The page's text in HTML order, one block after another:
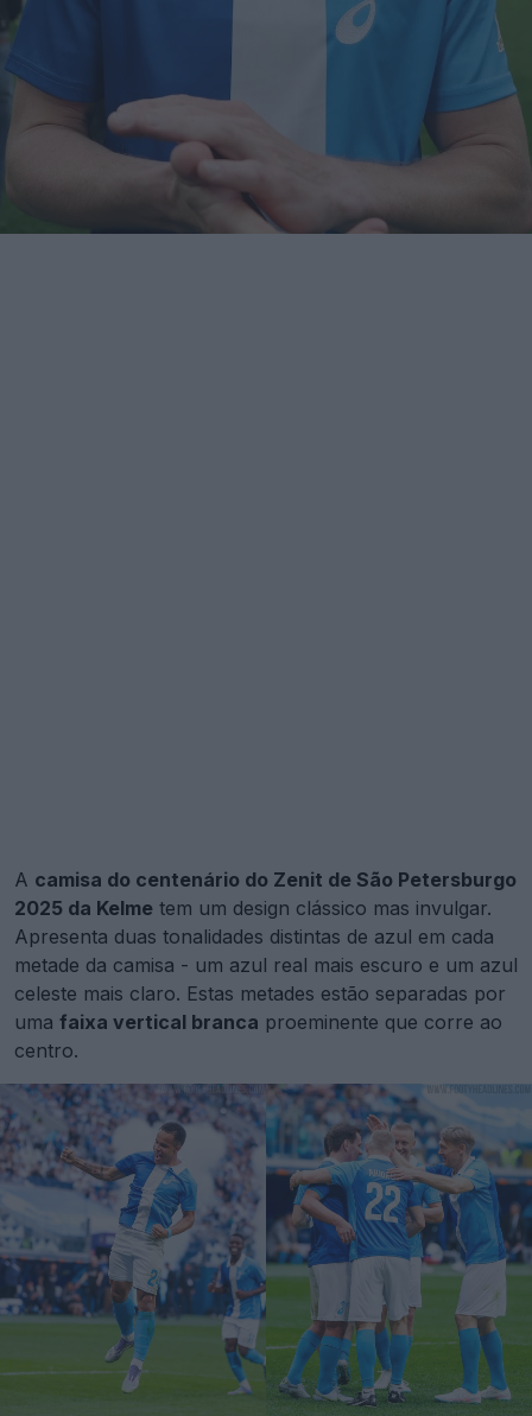
A camisa do centenário do Zenit de São Petersburgo
2025 da Kelme tem um design clássico mas invulgar.
Apresenta duas tonalidades distintas de azul em cada
metade da camisa - um azul real mais escuro e um azul
celeste mais claro. Estas metades estão separadas por
uma faixa vertical branca proeminente que corre ao
centro.